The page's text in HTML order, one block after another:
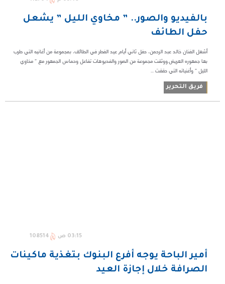
بالفيديو والصور.. ” مخاوي الليل ” يشعل
حفل الطائف
أشعل الفنان خالد عبد الرحمن، حفل ثاني أيام عيد الفطر في الطائف، بمجموعة من أغانيه التي طرب
بها جمهوره العريض.ووثقت مجموعة من الصور والفديوهات تفاعل وحماس الجمهور مع ” مخاوي
الليل ” وأغنياته التي حققت ...
فريق التحرير
03:15 ص 108514
أمير الباحة يوجه أفرع البنوك بتغذية ماكينات
الصرافة خلال إجازة العيد